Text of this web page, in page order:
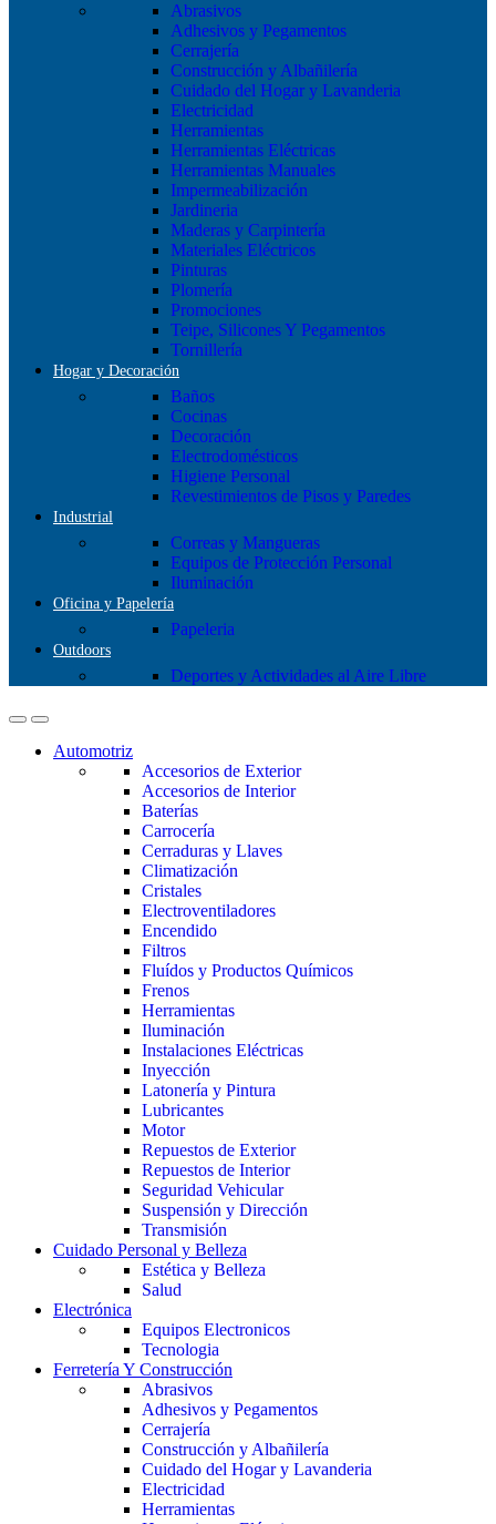
Abrasivos
Adhesivos y Pegamentos
Cerrajería
Construcción y Albañilería
Cuidado del Hogar y Lavanderia
Electricidad
Herramientas
Herramientas Eléctricas
Herramientas Manuales
Impermeabilización
Jardineria
Maderas y Carpintería
Materiales Eléctricos
Pinturas
Plomería
Promociones
Teipe, Silicones Y Pegamentos
Tornillería
Hogar y Decoración
Baños
Cocinas
Decoración
Electrodomésticos
Higiene Personal
Revestimientos de Pisos y Paredes
Industrial
Correas y Mangueras
Equipos de Protección Personal
Iluminación
Oficina y Papelería
Papeleria
Outdoors
Deportes y Actividades al Aire Libre
Automotriz
Accesorios de Exterior
Accesorios de Interior
Baterías
Carrocería
Cerraduras y Llaves
Climatización
Cristales
Electroventiladores
Encendido
Filtros
Fluídos y Productos Químicos
Frenos
Herramientas
Iluminación
Instalaciones Eléctricas
Inyección
Latonería y Pintura
Lubricantes
Motor
Repuestos de Exterior
Repuestos de Interior
Seguridad Vehicular
Suspensión y Dirección
Transmisión
Cuidado Personal y Belleza
Estética y Belleza
Salud
Electrónica
Equipos Electronicos
Tecnologia
Ferretería Y Construcción
Abrasivos
Adhesivos y Pegamentos
Cerrajería
Construcción y Albañilería
Cuidado del Hogar y Lavanderia
Electricidad
Herramientas